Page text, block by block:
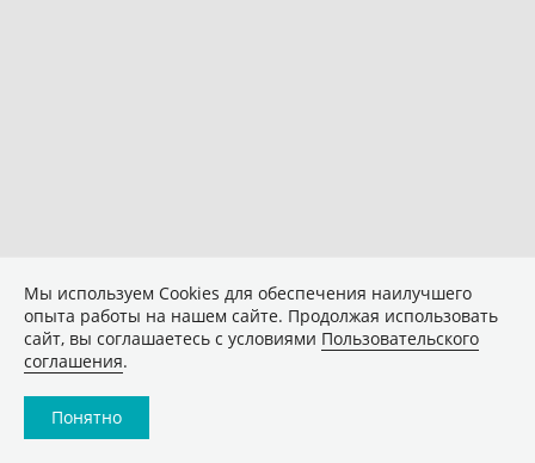
Мы используем Сookies для обеспечения наилучшего
опыта работы на нашем сайте. Продолжая использовать
сайт, вы соглашаетесь с условиями Пользовательского
соглашения.
Понятно